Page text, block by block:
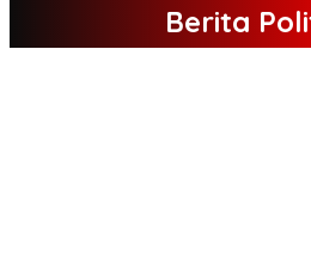
Berita